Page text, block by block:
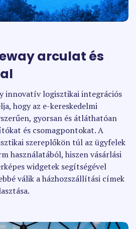
arculat és
innovatív logisztikai integrációs
hogy az e-kereskedelmi
gyorsan és átláthatóan
és csomagpontokat. A
szereplőkön túl az ügyfelek
használatából, hiszen vásárlási
widgetek segítségével
válik a házhozszállítási címek